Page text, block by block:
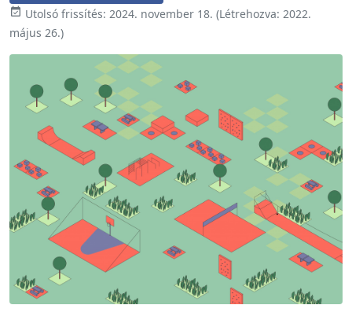
 Utolsó frissítés: 2024. november 18. (Létrehozva: 2022.
május 26.)